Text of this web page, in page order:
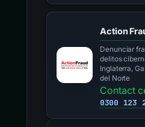
Action
Denunciar
delitos
Inglaterra,
del Norte
Contact
0300 123